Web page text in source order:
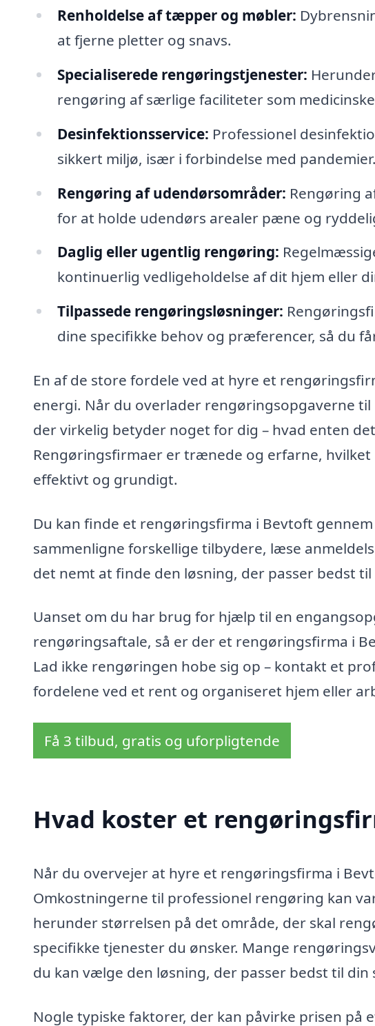
Renholdelse af tæpper og møbler:
at fjerne pletter og snavs.
Specialiserede rengøringstjenester:
rengøring af særlige faciliteter som
Desinfektionsservice: Professionel
sikkert miljø, især i forbindelse med pandemier.
Rengøring af udendørsområder: Rengøring
for at holde udendørs arealer pæne og
Daglig eller ugentlig rengøring:
kontinuerlig vedligeholdelse af dit hjem eller
Tilpassede rengøringsløsninger:
dine specifikke behov og præferencer, så du
En af de store fordele ved at hyre et
energi. Når du overlader rengøringsopgaverne
der virkelig betyder noget for dig – hvad enten
Rengøringsfirmaer er trænede og erfarne,
effektivt og grundigt.
Du kan finde et rengøringsfirma i Bevtoft
sammenligne forskellige tilbydere, læse
det nemt at finde den løsning, der passer bedst
Uanset om du har brug for hjælp til en
rengøringsaftale, så er der et rengøringsfirma i
Lad ikke rengøringen hobe sig op – kontakt et
fordelene ved et rent og organiseret hjem eller
Få 3 tilbud, gratis og uforpligtende
Hvad koster et
Når du overvejer at hyre et rengøringsfirma i
Omkostningerne til professionel rengøring kan
herunder størrelsen på det område, der skal
specifikke tjenester du ønsker. Mange
du kan vælge den løsning, der passer bedst til din
Nogle typiske faktorer, der kan påvirke prisen